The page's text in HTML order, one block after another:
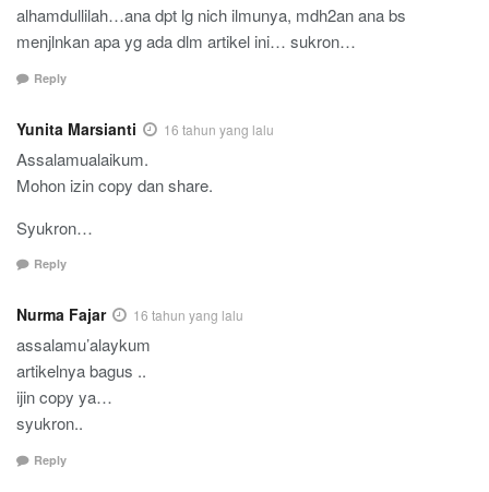
alhamdullilah…ana dpt lg nich ilmunya, mdh2an ana bs
menjlnkan apa yg ada dlm artikel ini… sukron…
Reply
Yunita Marsianti 16 tahun yang lalu
Assalamualaikum.
Mohon izin copy dan share.
Syukron…
Reply
Nurma Fajar 16 tahun yang lalu
assalamu’alaykum
artikelnya bagus ..
ijin copy ya…
syukron..
Reply